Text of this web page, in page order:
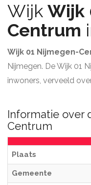
Wijk Wijk
Centrum
Wijk 01 Nijmegen-
Nijmegen. De Wijk 01
inwoners, verveeld
Informatie over
Centrum
Plaats
Gemeente